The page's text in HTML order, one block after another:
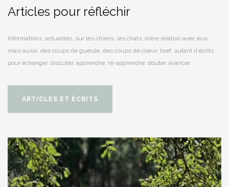
Articles pour réfléchir
Informations, actualités, sur les chiens, les chats, notre relation avec eux,
mais aussi, des coups de gueule, des coups de coeur, bref, autant d’écrits
pour échanger, discuter, apprendre, ré-apprendre, douter, avancer.
ARTICLES ET ÉCRITS